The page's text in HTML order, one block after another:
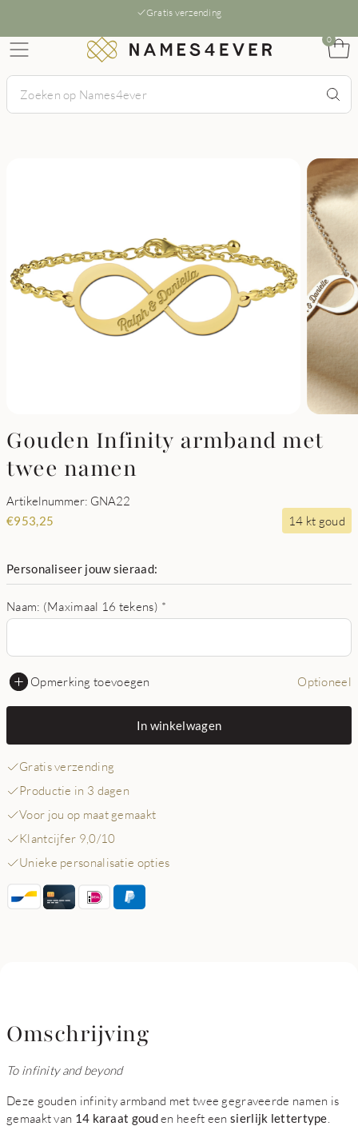
Gratis verzending
0
Gouden Infinity armband met
twee namen
Artikelnummer: GNA22
€953,25 14 kt goud
Personaliseer jouw sieraad:
Naam: (Maximaal 16 tekens) *
Opmerking toevoegen Optioneel
In winkelwagen
Gratis verzending
Productie in 3 dagen
Voor jou op maat gemaakt
Klantcijfer 9,0/10
Unieke personalisatie opties
Omschrijving
To infinity and beyond
Deze gouden infinity armband met twee gegraveerde namen is
gemaakt van 14 karaat gouden heeft eensierlijk lettertype